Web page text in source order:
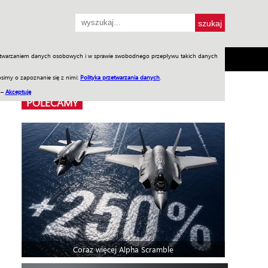
danych osobowych i w sprawie swobodnego przepływu takich danych
o zapoznanie się z nimi: Polityka przetwarzania danych
Akceptuję
SKLEP Jednodniówki Praca w WIW
POLECAMY
Coraz więcej Alpha Scramble